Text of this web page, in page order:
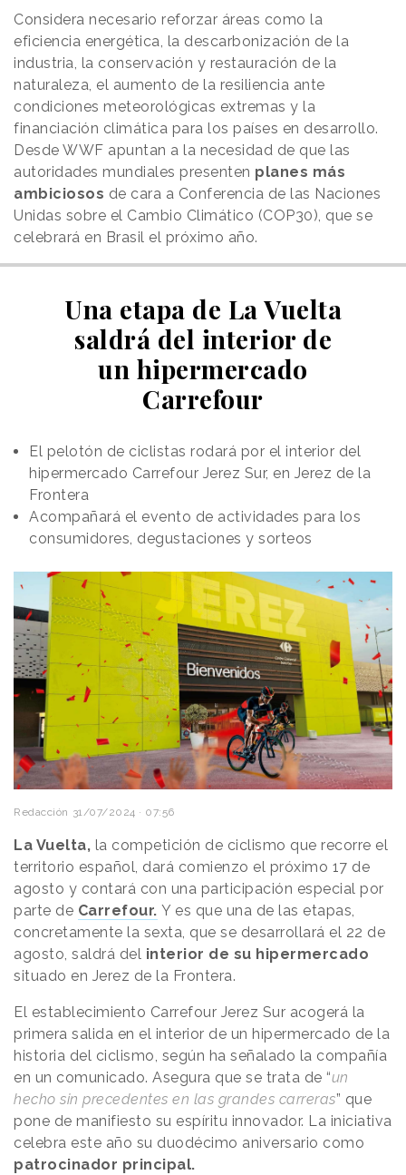
Considera necesario reforzar áreas como la
eficiencia energética, la descarbonización de la
industria, la conservación y restauración de la
naturaleza, el aumento de la resiliencia ante
condiciones meteorológicas extremas y la
financiación climática para los países en desarrollo.
Desde WWF apuntan a la necesidad de que las
autoridades mundiales presenten planes más
ambiciosos de cara a Conferencia de las Naciones
Unidas sobre el Cambio Climático (COP30), que se
celebrará en Brasil el próximo año.
Una etapa de La Vuelta
saldrá del interior de
un hipermercado
Carrefour
El pelotón de ciclistas rodará por el interior del
hipermercado Carrefour Jerez Sur, en Jerez de la
Frontera
Acompañará el evento de actividades para los
consumidores, degustaciones y sorteos
Redacción 31/07/2024 · 07:56
La Vuelta, la competición de ciclismo que recorre el
territorio español, dará comienzo el próximo 17 de
agosto y contará con una participación especial por
parte de Carrefour. Y es que una de las etapas,
concretamente la sexta, que se desarrollará el 22 de
agosto, saldrá del interior de su hipermercado
situado en Jerez de la Frontera.
El establecimiento Carrefour Jerez Sur acogerá la
primera salida en el interior de un hipermercado de la
historia del ciclismo, según ha señalado la compañía
en un comunicado. Asegura que se trata de “un
hecho sin precedentes en las grandes carreras” que
pone de manifiesto su espíritu innovador. La iniciativa
celebra este año su duodécimo aniversario como
patrocinador principal.